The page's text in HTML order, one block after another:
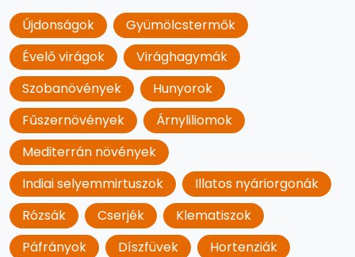
Újdonságok
Gyümölcstermők
Évelő virágok
Virághagymák
Szobanövények
Hunyorok
Fűszernövények
Árnyliliomok
Mediterrán növények
Indiai selyemmirtuszok
Illatos nyáriorgonák
Rózsák
Cserjék
Klematiszok
Páfrányok
Díszfüvek
Hortenziák